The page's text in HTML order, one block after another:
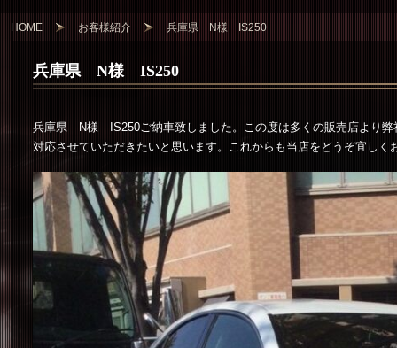
HOME お客様紹介 兵庫県 N様 IS250
兵庫県 N様 IS250
兵庫県 N様 IS250ご納車致しました。この度は多くの販売店より弊
対応させていただきたいと思います。これからも当店をどうぞ宜し